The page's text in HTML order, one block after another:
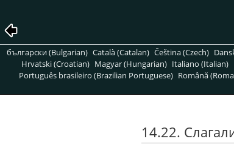
български (Bulgarian) Català (Catalan) Čeština (Czech)
Hrvatski (Croatian) Magyar (Hungarian) Italiano (Italian)
Português brasileiro (Brazilian Portuguese) Română
14.22.